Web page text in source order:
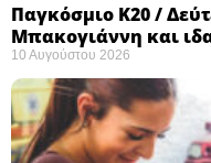
Παγκόσμιο Κ20 /
Μπακογιάννη και
10 Αυγούστου 2026